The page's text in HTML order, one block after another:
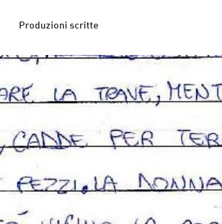
Produzioni scritte